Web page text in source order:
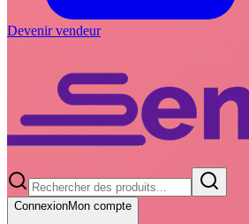
Devenir vendeur
ConnexionMon compte